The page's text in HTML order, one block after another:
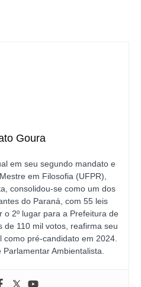
Goura
em seu segundo mandato e
em Filosofia (UFPR),
consolidou-se como um dos
do Paraná, com 55 leis
o 2º lugar para a Prefeitura de
de 110 mil votos, reafirma seu
como pré-candidato em 2024.
Ambientalista.